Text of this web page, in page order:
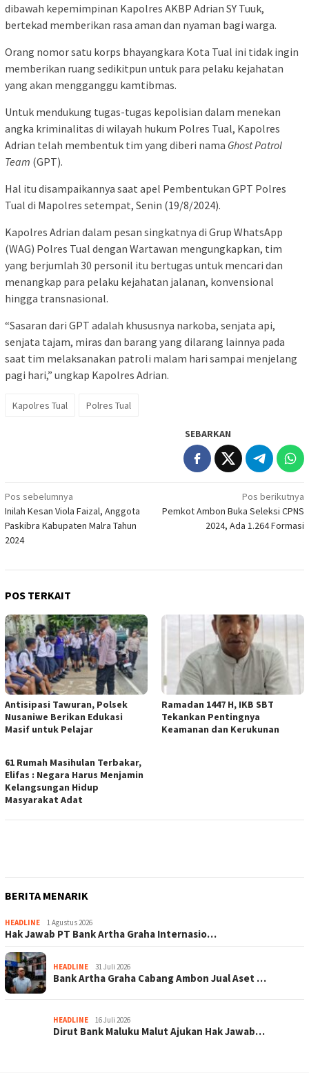
dibawah kepemimpinan Kapolres AKBP Adrian SY Tuuk,
bertekad memberikan rasa aman dan nyaman bagi warga.
Orang nomor satu korps bhayangkara Kota Tual ini tidak ingin
memberikan ruang sedikitpun untuk para pelaku kejahatan
yang akan mengganggu kamtibmas.
Untuk mendukung tugas-tugas kepolisian dalam menekan
angka kriminalitas di wilayah hukum Polres Tual, Kapolres
Adrian telah membentuk tim yang diberi nama Ghost Patrol
Team (GPT).
Hal itu disampaikannya saat apel Pembentukan GPT Polres
Tual di Mapolres setempat, Senin (19/8/2024).
Kapolres Adrian dalam pesan singkatnya di Grup WhatsApp
(WAG) Polres Tual dengan Wartawan mengungkapkan, tim
yang berjumlah 30 personil itu bertugas untuk mencari dan
menangkap para pelaku kejahatan jalanan, konvensional
hingga transnasional.
“Sasaran dari GPT adalah khususnya narkoba, senjata api,
senjata tajam, miras dan barang yang dilarang lainnya pada
saat tim melaksanakan patroli malam hari sampai menjelang
pagi hari,” ungkap Kapolres Adrian.
Kapolres Tual Polres Tual
SEBARKAN
Navigasi
pos
Pos sebelumnya
Inilah Kesan Viola Faizal, Anggota
Paskibra Kabupaten Malra Tahun
2024
Pos berikutnya
Pemkot Ambon Buka Seleksi CPNS
2024, Ada 1.264 Formasi
POS TERKAIT
Antisipasi Tawuran, Polsek
Nusaniwe Berikan Edukasi
Masif untuk Pelajar
Ramadan 1447 H, IKB SBT
Tekankan Pentingnya
Keamanan dan Kerukunan
61 Rumah Masihulan Terbakar,
Elifas : Negara Harus Menjamin
Kelangsungan Hidup
Masyarakat Adat
BERITA MENARIK
HEADLINE 1 Agustus 2026
Hak Jawab PT Bank Artha Graha Internasio…
HEADLINE 31 Juli 2026
Bank Artha Graha Cabang Ambon Jual Aset …
HEADLINE 16 Juli 2026
Dirut Bank Maluku Malut Ajukan Hak Jawab…